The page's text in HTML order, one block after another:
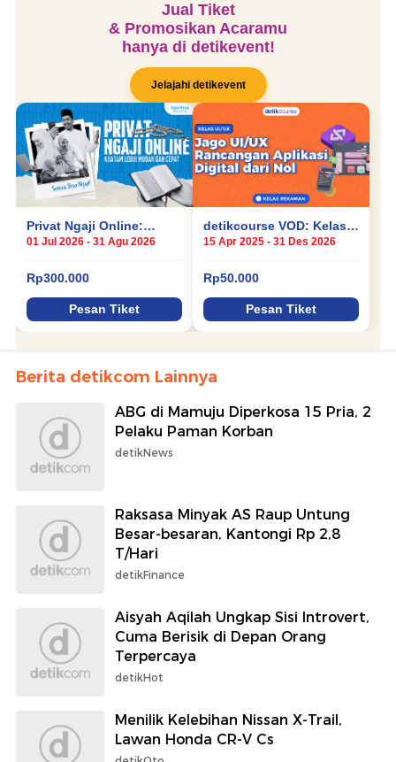
Berita detikcom Lainnya
ABG di Mamuju Diperkosa 15 Pria, 2
Pelaku Paman Korban
detikNews
Raksasa Minyak AS Raup Untung
Besar-besaran, Kantongi Rp 2,8
T/Hari
detikFinance
Aisyah Aqilah Ungkap Sisi Introvert,
Cuma Berisik di Depan Orang
Terpercaya
detikHot
Menilik Kelebihan Nissan X-Trail,
Lawan Honda CR-V Cs